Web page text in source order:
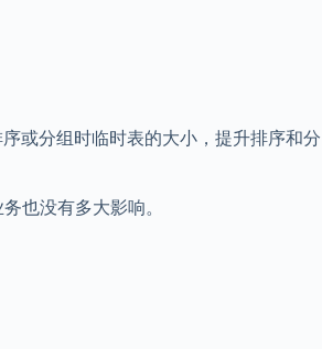
或分组时临时表的大小，提升排序和分
也没有多大影响。